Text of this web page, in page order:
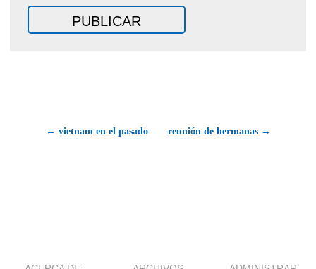
← vietnam en el pasado reunión de hermanas →